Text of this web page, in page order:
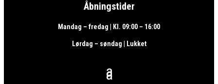
Åbningstider
Mandag – fredag | Kl. 09:00 – 16:00
Lørdag – søndag | Lukket